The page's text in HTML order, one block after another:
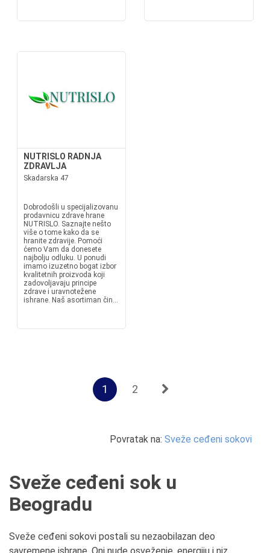
NUTRISLO RADNJA
ZDRAVLJA
Skadarska 47
Dobrodošli u specijalizovanu
prodavnicu zdrave hrane
NUTRISLO. Saznajte nešto
više o tome kako da se
hranite zdravije. Pomoći
ćemo Vam da donesete
najbolju odluku. U ponudi
imamo izuzetno bogat izbor
kvalitetnih proizvoda koji
zadovoljavaju principe
zdrave i uravnotežene
ishrane. Naš asortiman čin...
1 2
Povratak na: Sveže ceđeni sokovi
Sveže ceđeni sok u
Beogradu
Sveže ceđeni sokovi postali su nezaobilazan deo